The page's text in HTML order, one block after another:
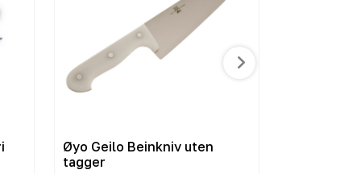
Øyo Geilo Beinkniv uten
tagger